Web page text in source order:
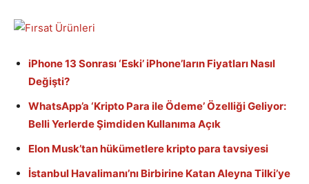
iPhone 13 Sonrası ‘Eski’ iPhone’ların Fiyatları Nasıl
Değişti?
WhatsApp’a ‘Kripto Para ile Ödeme’ Özelliği Geliyor:
Belli Yerlerde Şimdiden Kullanıma Açık
Elon Musk’tan hükümetlere kripto para tavsiyesi
İstanbul Havalimanı’nı Birbirine Katan Aleyna Tilki’ye